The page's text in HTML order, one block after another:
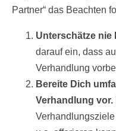
Partner“ das Beachten
Unterschätze nie
darauf ein, dass
Verhandlung
Bereite Dich
Verhandlung vor.